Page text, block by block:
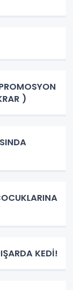
)
KEDİ!